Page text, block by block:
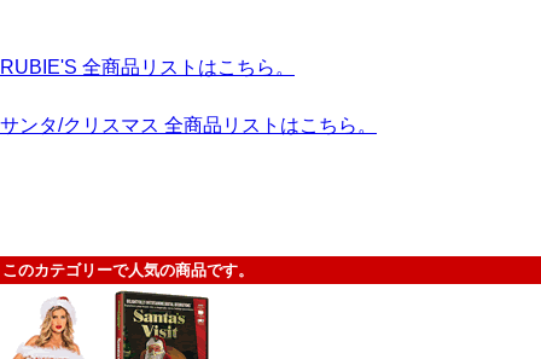
RUBIE'S 全商品リストはこちら。
サンタ/クリスマス 全商品リストはこちら。
このカテゴリーで人気の商品です。